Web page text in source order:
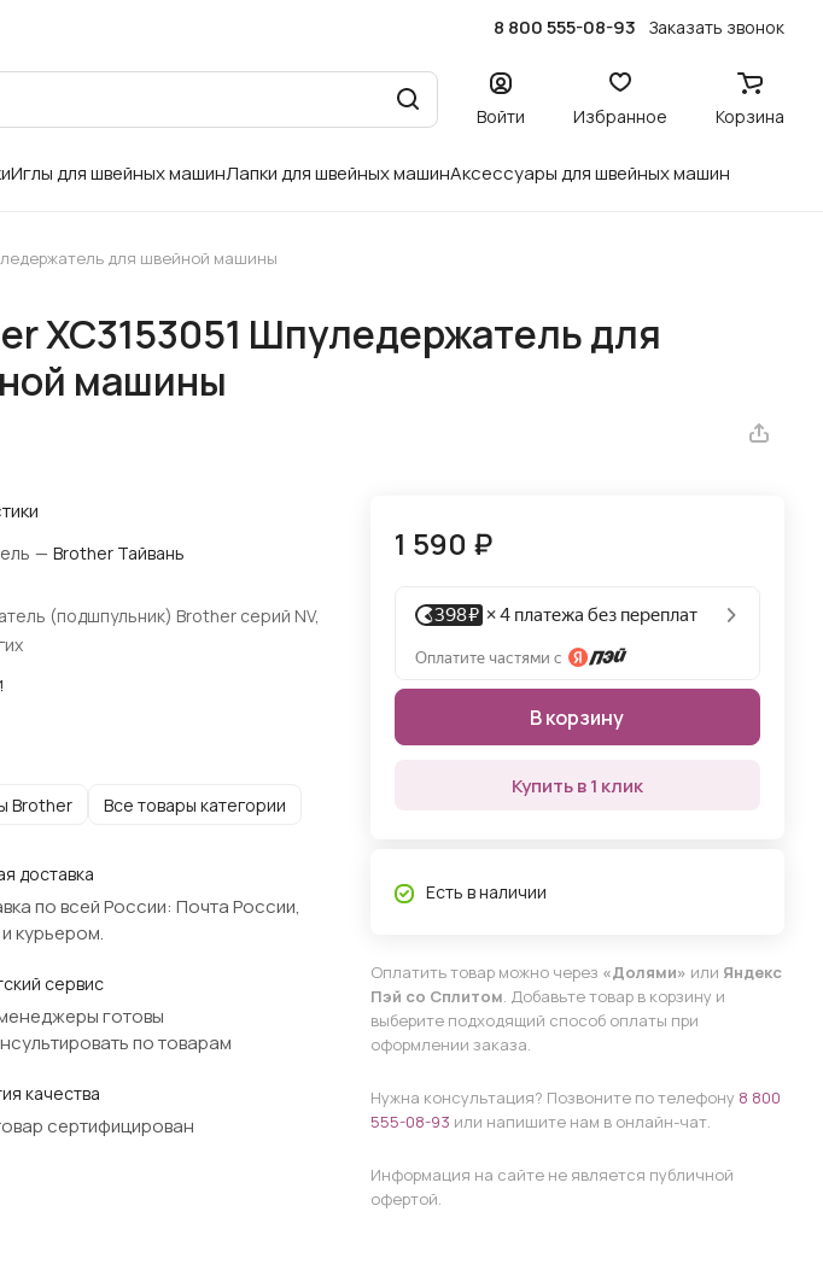
8 800 555-08-93 Заказать звонок
Войти Избранное Корзина
Иглы для швейных машинЛапки для швейных машинАксессуары для швейных машин
для швейной машины
XC3153051 Шпуледержатель для
машины
— Brother Тайвань
(подшпульник) Brother серий NV,
Brother Все товары категории
доставка
по всей России: Почта России,
курьером.
сервис
готовы
по товарам
качества
сертифицирован
1 590 ₽
В корзину
Купить в 1 клик
Есть в наличии
Оплатить товар можно через «Долями» или Яндекс
Пэй со Сплитом. Добавьте товар в корзину и
выберите подходящий способ оплаты при
оформлении заказа.
Нужна консультация? Позвоните по телефону 8 800
555-08-93 или напишите нам в онлайн-чат.
Информация на сайте не является публичной
офертой.